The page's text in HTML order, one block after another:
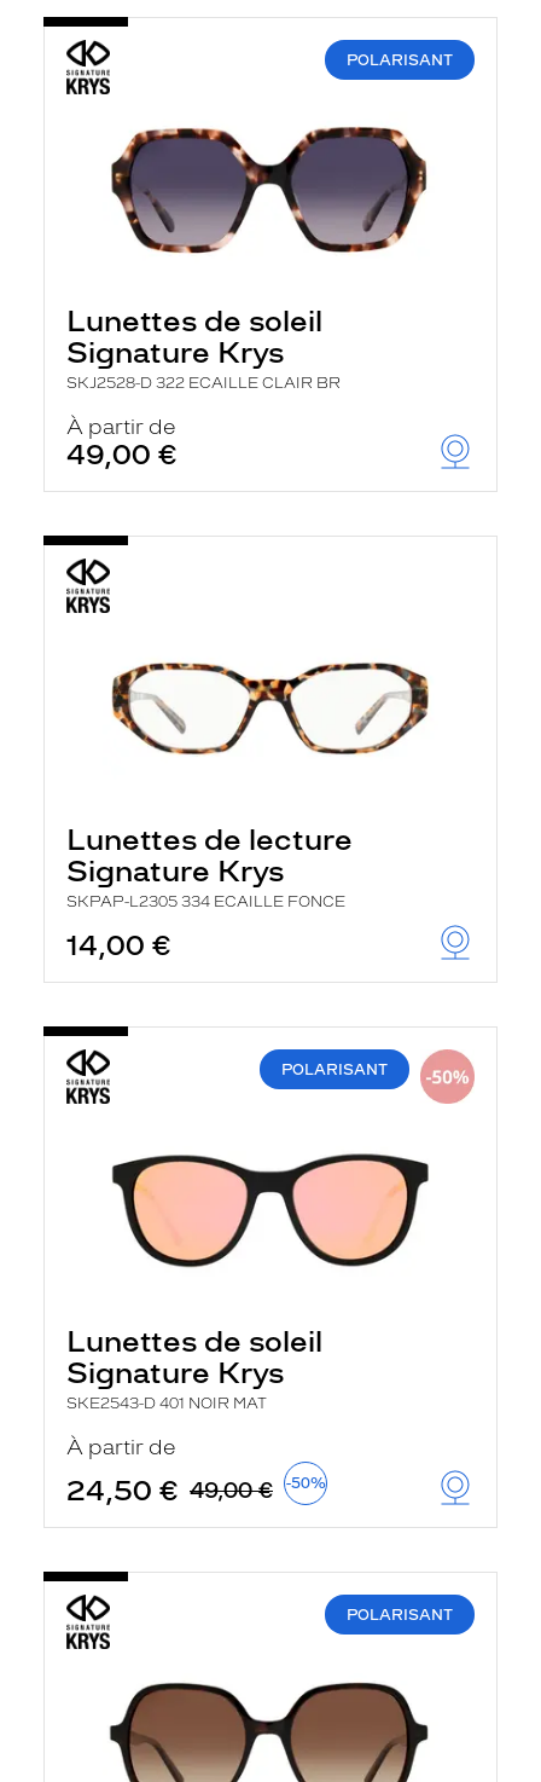
POLARISANT
Lunettes de soleil
Signature Krys
SKJ2528-D 322 ECAILLE CLAIR BR
À partir de
49,00 €
Lunettes de lecture
Signature Krys
SKPAP-L2305 334 ECAILLE FONCE
14,00 €
POLARISANT
Lunettes de soleil
Signature Krys
SKE2543-D 401 NOIR MAT
À partir de
24,50 € 49,00 € -50%
POLARISANT